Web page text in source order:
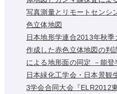
写真測量とリモートセン
色立体地図
日本地形学連合2013年秋
作成した赤色立体地図の判
による地形面の同定 －能登
日本緑化工学会・日本景観
3学会合同大会『ELR2012